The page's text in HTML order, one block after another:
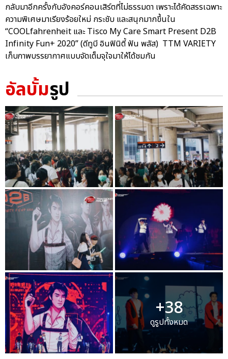
กลับมาอีกครั้งกับอังคอร์คอนเสิร์ตที่ไม่ธรรมดา เพราะได้คัดสรรเฉพาะ
ความพิเศษมาเรียงร้อยใหม่ กระชับ และสนุกมากขึ้นใน
“COOLfahrenheit และ Tisco My Care Smart Present D2B
Infinity Fun+ 2020” (ดีทูบี อินฟินิตี้ ฟัน พลัส) TTM VARIETY
เก็บภาพบรรยากาศแบบจัดเต็มจุใจมาให้ได้ชมกัน
อัลบั้มรูป
+38
ดูรูปทั้งหมด